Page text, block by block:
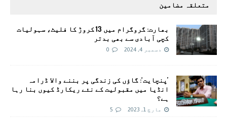
متعلقہ مضامین
بھارت: گروگرام میں 13 کروڑ کا فلیٹ، سہولیات
کچی آبادی سے بھی بدتر
دسمبر 4, 2024 0
’پنچایت‘: گاؤں کی زندگی پر بننے والا ڈرامہ
انڈیا میں مقبولیت کے نئے ریکارڈ کیوں بنا رہا
ہے؟
مارچ 1, 2023 5